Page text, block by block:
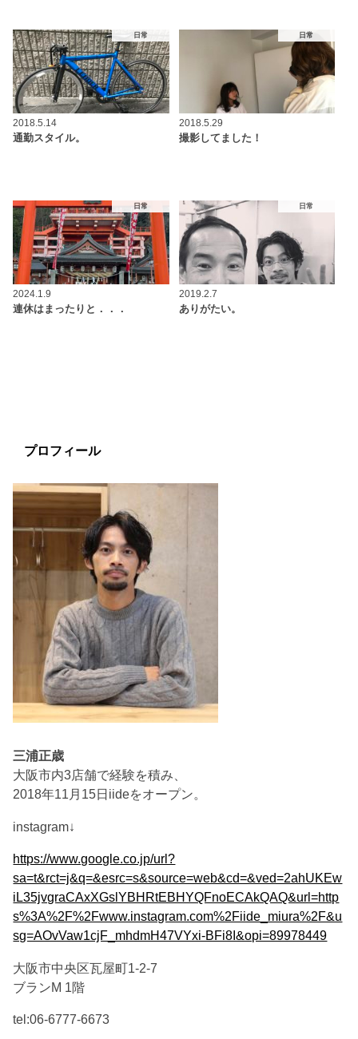
日常
2018.5.14
通勤スタイル。
日常
2018.5.29
撮影してました！
日常
2024.1.9
連休はまったりと．．．
日常
2019.2.7
ありがたい。
プロフィール
三浦正歳
大阪市内3店舗で経験を積み、
2018年11月15日iideをオープン。
instagram↓
https://www.google.co.jp/url?
sa=t&rct=j&q=&esrc=s&source=web&cd=&ved=2ahUKEw
iL35jvgraCAxXGslYBHRtEBHYQFnoECAkQAQ&url=http
s%3A%2F%2Fwww.instagram.com%2Fiide_miura%2F&u
sg=AOvVaw1cjF_mhdmH47VYxi-BFi8I&opi=89978449
大阪市中央区瓦屋町1-2-7
ブランM 1階
tel:06-6777-6673